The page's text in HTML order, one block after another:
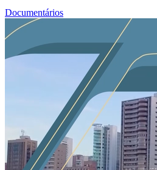
Documentários